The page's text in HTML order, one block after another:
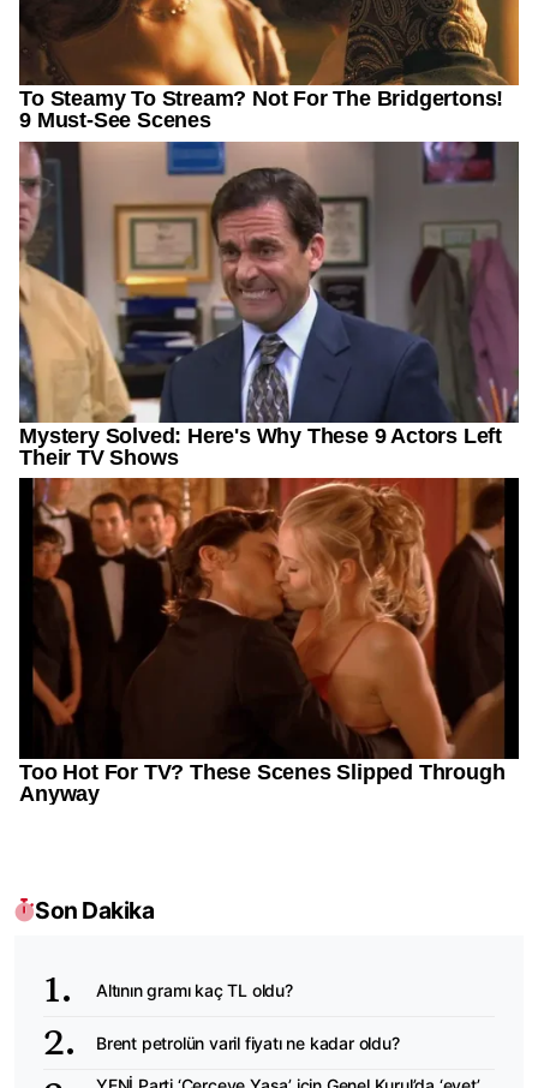
Son Dakika
Altının gramı kaç TL oldu?
Brent petrolün varil fiyatı ne kadar oldu?